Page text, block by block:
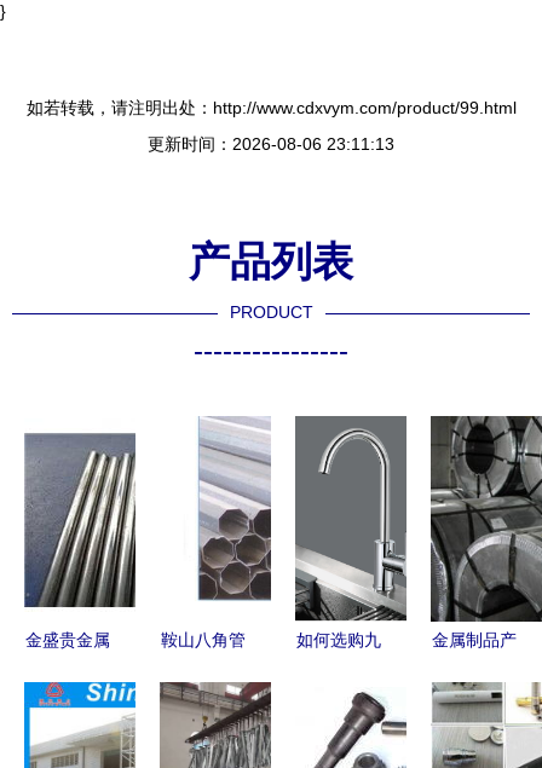
}
如若转载，请注明出处：http://www.cdxvym.com/product/99.html
更新时间：2026-08-06 23:11:13
产品列表
PRODUCT
----------------
金盛贵金属
资回收，重
塑金属制品
鞍山八角管
优质金属制
品，实惠抢
如何选购九
龙头 风格
与功能性解
金属制品产
动与供需格
局分析